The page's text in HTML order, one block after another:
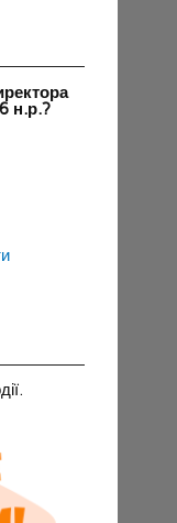
н.р.?